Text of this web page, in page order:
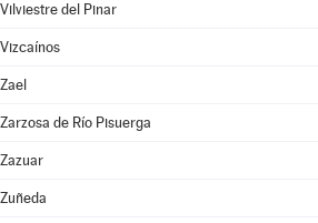
Vilviestre del Pinar
Vizcaínos
Zael
Zarzosa de Río Pisuerga
Zazuar
Zuñeda